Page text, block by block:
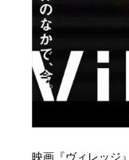
映画『ヴィレッジ』